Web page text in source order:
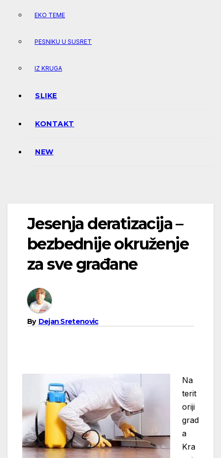
EKO TEME
PESNIKU U SUSRET
IZ KRUGA
SLIKE
KONTAKT
NEW
Jesenja deratizacija –
bezbednije okruženje
za sve građane
By Dejan Sretenovic
Na
terit
oriji
grad
a
Kra